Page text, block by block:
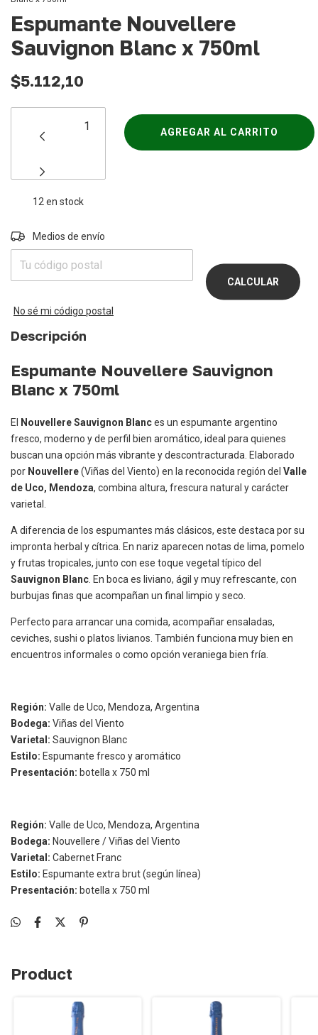
Espumante Nouvellere
Sauvignon Blanc x 750ml
$5.112,10
12 en stock
Entregas para el CP:
Medios de envío
CALCULAR
No sé mi código postal
Descripción
Espumante Nouvellere Sauvignon
Blanc x 750ml
El Nouvellere Sauvignon Blances un espumante argentino
fresco, moderno y de perfil bien aromático, ideal para quienes
buscan una opción más vibrante y descontracturada. Elaborado
por Nouvellere(Viñas del Viento) en la reconocida región del Valle
de Uco, Mendoza, combina altura, frescura natural y carácter
varietal.
A diferencia de los espumantes más clásicos, este destaca por su
impronta herbal y cítrica. En nariz aparecen notas de lima, pomelo
y frutas tropicales, junto con ese toque vegetal típico del
Sauvignon Blanc . En boca es liviano, ágil y muy refrescante, con
burbujas finas que acompañan un final limpio y seco.
Perfecto para arrancar una comida, acompañar ensaladas,
ceviches, sushi o platos livianos. También funciona muy bien en
encuentros informales o como opción veraniega bien fría.
Región: Valle de Uco, Mendoza, Argentina
Bodega: Viñas del Viento
Varietal: Sauvignon Blanc
Estilo: Espumante fresco y aromático
Presentación: botella x 750 ml
Región: Valle de Uco, Mendoza, Argentina
Bodega: Nouvellere / Viñas del Viento
Varietal: Cabernet Franc
Estilo: Espumante extra brut (según línea)
Presentación: botella x 750 ml
Product